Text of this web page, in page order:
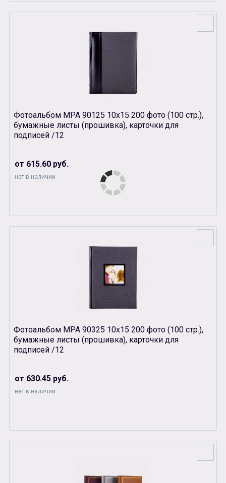
Фотоальбом MPA 90125 10х15 200 фото (100 стр.),
бумажные листы (прошивка), карточки для
подписей /12
от 615.60 руб.
нет в наличии
Фотоальбом MPA 90325 10х15 200 фото (100 стр.),
бумажные листы (прошивка), карточки для
подписей /12
от 630.45 руб.
нет в наличии